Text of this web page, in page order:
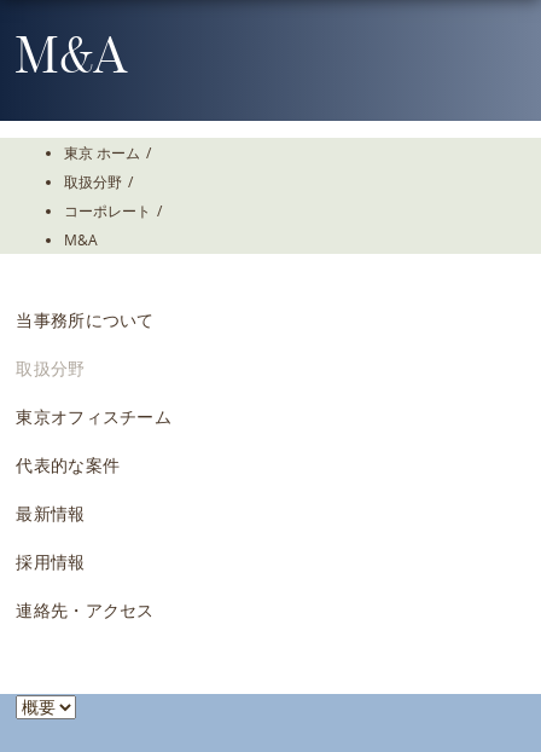
To
TheM&A
東京 ホーム /
取扱分野 /
コーポレート /
M&A
当事務所について
取扱分野
東京オフィスチーム
代表的な案件
最新情報
採用情報
連絡先・アクセス